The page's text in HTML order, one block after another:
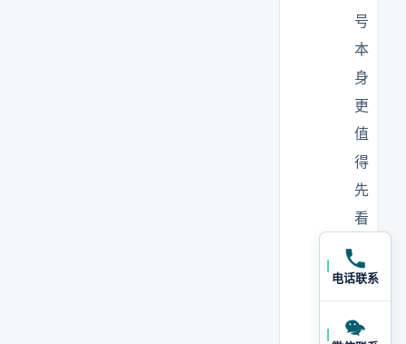
号
本
身
更
值
得
先
看
电话联系